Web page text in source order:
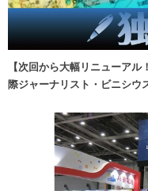
【次回から大幅リニューア
際ジャーナリスト・ビニシウ